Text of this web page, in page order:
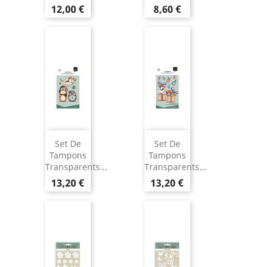
12,00 € 8,60 €
Set De
Tampons
Transparents...
13,20 €
Set De
Tampons
Transparents...
13,20 €